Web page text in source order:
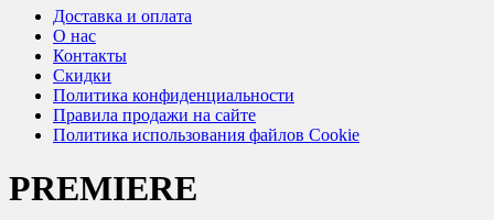
Доставка и оплата
О нас
Контакты
Скидки
Политика конфиденциальности
Правила продажи на сайте
Политика использования файлов Cookie
PREMIERE